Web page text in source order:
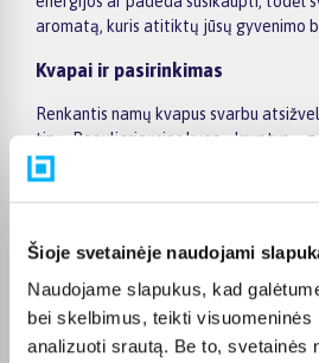
Šioje svetainėje naudojami
Naudojame slapukus, kad
bei skelbimus, teikti
analizuoti srautą. Be to, svetainės
aromatą, kuris atitiktų jūsų gyvenimo
Kvapai ir pasirinkimas
Renkantis namų kvapus svarbu
tipą. Populiariausios kvapų kryptys –
rytietiški aromatai
Taip pat svarbu įvertinti ir kvapo
purškiami kvapai greitam
kvapnios žvakės ar eteriniai
kurti